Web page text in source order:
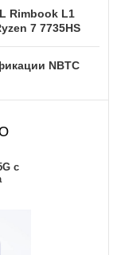
Rimbook L1
7 7735HS
NBTC
с